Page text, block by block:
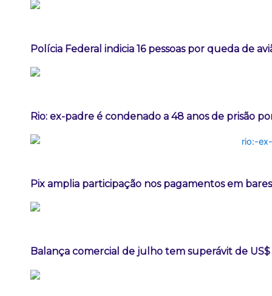
Polícia Federal indicia 16 pessoas por queda de
Rio: ex-padre é condenado a 48 anos de prisão
Pix amplia participação nos pagamentos em
Balança comercial de julho tem superávit de